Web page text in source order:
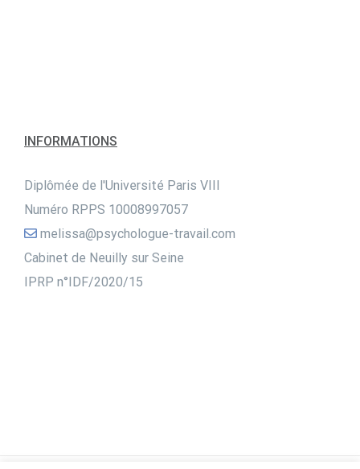
INFORMATIONS
Diplômée de l'Université Paris VIII
Numéro RPPS 10008997057
melissa@psychologue-travail.com
Cabinet de Neuilly sur Seine
IPRP n°IDF/2020/15